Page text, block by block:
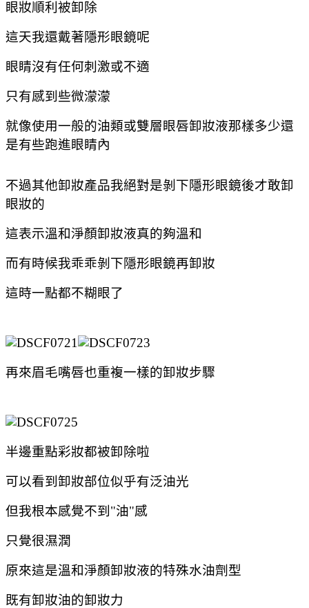
眼妝順利被卸除
這天我還戴著隱形眼鏡呢
眼睛沒有任何刺激或不適
只有感到些微濛濛
就像使用一般的油類或雙層眼唇卸妝液那樣多少還
是有些跑進眼睛內
不過其他卸妝產品我絕對是剝下隱形眼鏡後才敢卸
眼妝的
這表示溫和淨顏卸妝液真的夠溫和
而有時候我乖乖剝下隱形眼鏡再卸妝
這時一點都不糊眼了
再來眉毛嘴唇也重複一樣的卸妝步驟
半邊重點彩妝都被卸除啦
可以看到卸妝部位似乎有泛油光
但我根本感覺不到"油"感
只覺很濕潤
原來這是溫和淨顏卸妝液的特殊水油劑型
既有卸妝油的卸妝力